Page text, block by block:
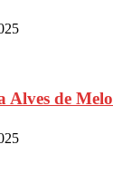
Alves de Melo